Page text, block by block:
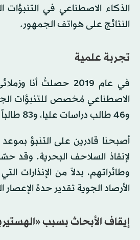
الذكاء الاصطناعي في
النتائج على هواتف الجمهور.
تجربة علمية
و46 طالب دراسات عليا، و83 طالباً جامعياً. إنه نوع من العمل لا يُمكن إنجازه بمنح أصغر، وأكثر تقليدية.
أصبحنا قادرين على التنبؤ
الأرصاد الجوية تقدير حدة
إيقاف الأبحاث بسبب